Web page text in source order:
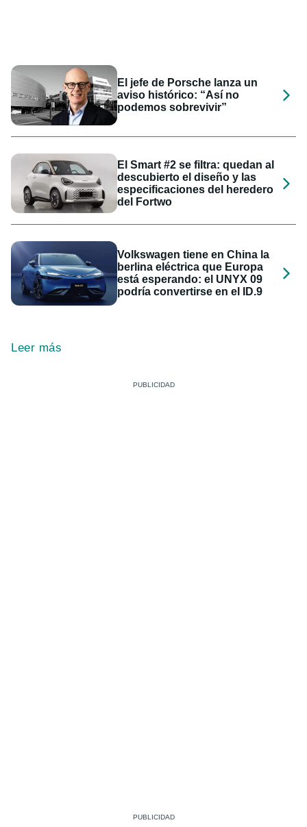
El jefe de Porsche lanza un
aviso histórico: “Así no
podemos sobrevivir”
El Smart #2 se filtra: quedan al
descubierto el diseño y las
especificaciones del heredero
del Fortwo
Volkswagen tiene en China la
berlina eléctrica que Europa
está esperando: el UNYX 09
podría convertirse en el ID.9
Leer más